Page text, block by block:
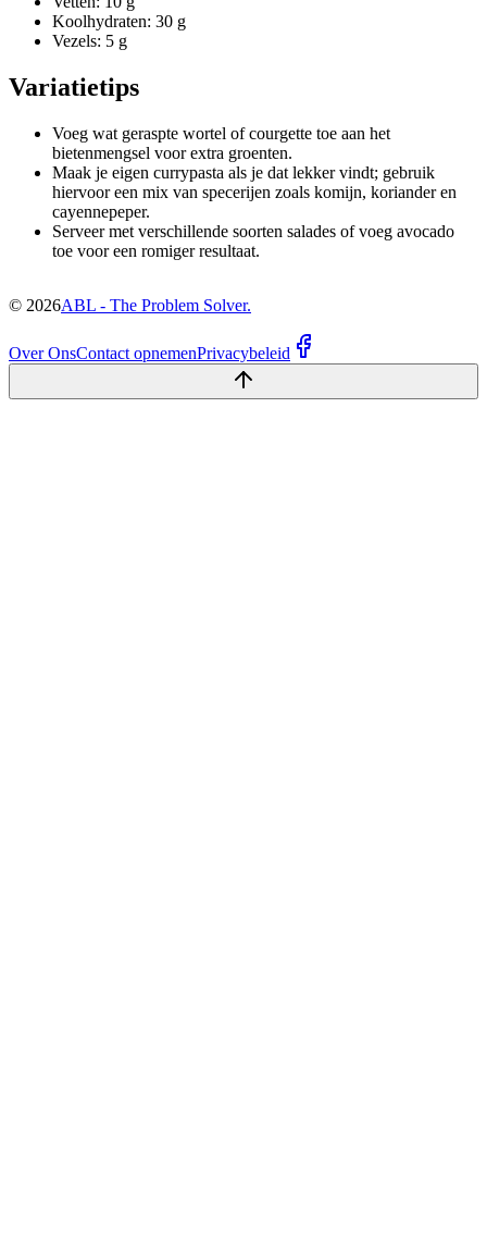
Koolhydraten: 30 g
Vezels: 5 g
Variatietips
Voeg wat geraspte wortel of courgette toe aan het
bietenmengsel voor extra groenten.
Maak je eigen currypasta als je dat lekker vindt; gebruik
hiervoor een mix van specerijen zoals komijn, koriander en
cayennepeper.
Serveer met verschillende soorten salades of voeg avocado
toe voor een romiger resultaat.
© 2026ABL - The Problem Solver.
Over OnsContact opnemenPrivacybeleid